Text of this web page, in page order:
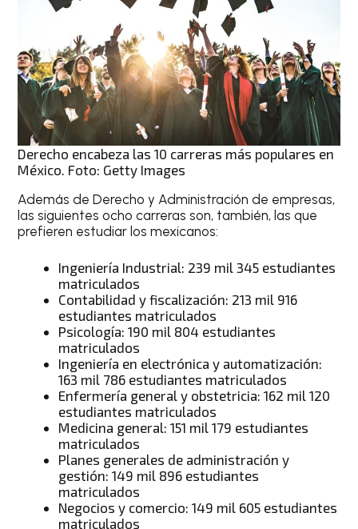
Derecho encabeza las 10 carreras más populares en
México. Foto: Getty Images
Además de Derecho y Administración de empresas,
las siguientes ocho carreras son, también, las que
prefieren estudiar los mexicanos:
Ingeniería Industrial: 239 mil 345 estudiantes
matriculados
Contabilidad y fiscalización: 213 mil 916
estudiantes matriculados
Psicología: 190 mil 804 estudiantes
matriculados
Ingeniería en electrónica y automatización:
163 mil 786 estudiantes matriculados
Enfermería general y obstetricia: 162 mil 120
estudiantes matriculados
Medicina general: 151 mil 179 estudiantes
matriculados
Planes generales de administración y
gestión: 149 mil 896 estudiantes
matriculados
Negocios y comercio: 149 mil 605 estudiantes
matriculados